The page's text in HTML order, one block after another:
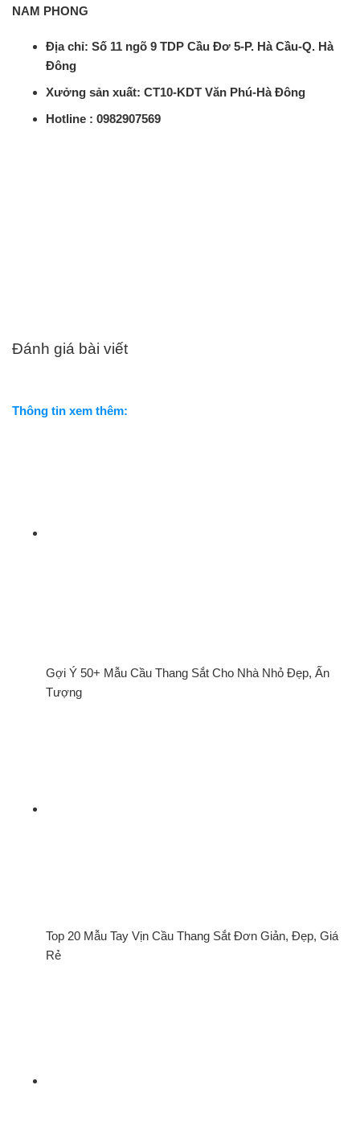
NAM PHONG
Địa chỉ: Số 11 ngõ 9 TDP Cầu Đơ 5-P. Hà Cầu-Q. Hà
Đông
Xưởng sản xuất: CT10-KDT Văn Phú-Hà Đông
Hotline : 0982907569
Đánh giá bài viết
Thông tin xem thêm:
Gợi Ý 50+ Mẫu Cầu Thang Sắt Cho Nhà Nhỏ Đẹp, Ấn
Tượng
Top 20 Mẫu Tay Vịn Cầu Thang Sắt Đơn Giản, Đẹp, Giá
Rẻ